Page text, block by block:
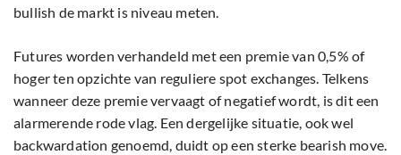
bullish de markt is niveau meten.
Futures worden verhandeld met een premie van 0,5% of
hoger ten opzichte van reguliere spot exchanges. Telkens
wanneer deze premie vervaagt of negatief wordt, is dit een
alarmerende rode vlag. Een dergelijke situatie, ook wel
backwardation genoemd, duidt op een sterke bearish move.